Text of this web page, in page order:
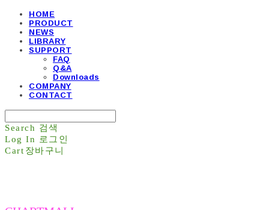
HOME
PRODUCT
NEWS
LIBRARY
SUPPORT
FAQ
Q&A
Downloads
COMPANY
CONTACT
Search 검색
Log In
로그인
Cart 장바구니